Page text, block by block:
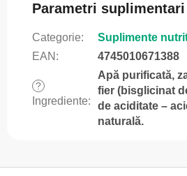
Parametri suplimentari
Categorie:
Suplimente
EAN : 4745010671388
?
Ingrediente:
Apă purificată,
fier (bisglicinat
de aciditate –
naturală.